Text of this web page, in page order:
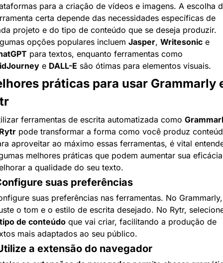
para a criação de vídeos e imagens. A escolha
certa depende das necessidades específicas de
projeto e do tipo de conteúdo que se deseja produzir.
opções populares incluem Jasper, Writesonic
e
e DALL-E são ótimas para elementos visuais.
práticas para usar Grammarly
ferramentas de escrita automatizada como
pode transformar a forma como você produz
aproveitar ao máximo essas ferramentas, é vital
melhores práticas que podem aumentar sua
a qualidade do seu texto.
suas preferências
suas preferências nas ferramentas. No Grammarly,
o tom e o estilo de escrita desejado. No Rytr,
de conteúdo que vai criar, facilitando a produção de
mais adaptados ao seu público.
a extensão do navegador